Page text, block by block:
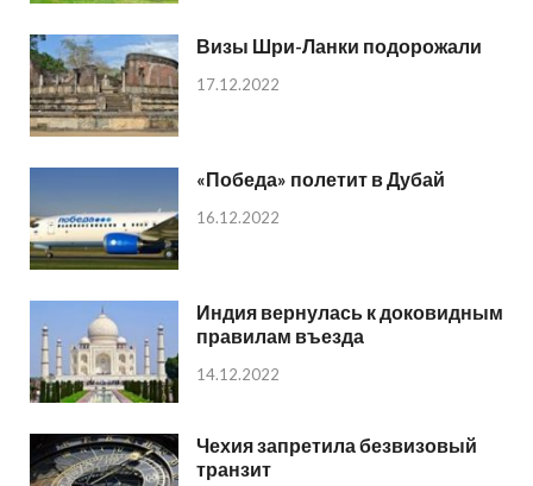
Визы Шри-Ланки подорожали
17.12.2022
«Победа» полетит в Дубай
16.12.2022
Индия вернулась к доковидным
правилам въезда
14.12.2022
Чехия запретила безвизовый
транзит